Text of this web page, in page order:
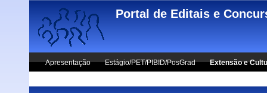
Skip to main content
Portal de Editais e
Apresentação Estágio/PET/PIBID/PosGrad Extensão e